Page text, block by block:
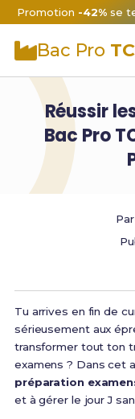
Promotion -42%se
Bac Pro
Réussir
Bac Pro
Par
Tu arrives en fin de
sérieusement aux
transformer tout ton
examens ? Dans cet
préparation
et à gérer le jour J